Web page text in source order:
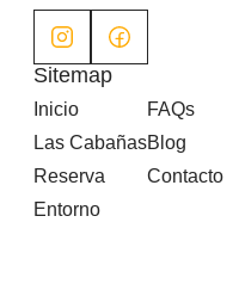
Sitemap
Inicio
Las Cabañas
Reserva
Entorno
FAQs
Blog
Contacto